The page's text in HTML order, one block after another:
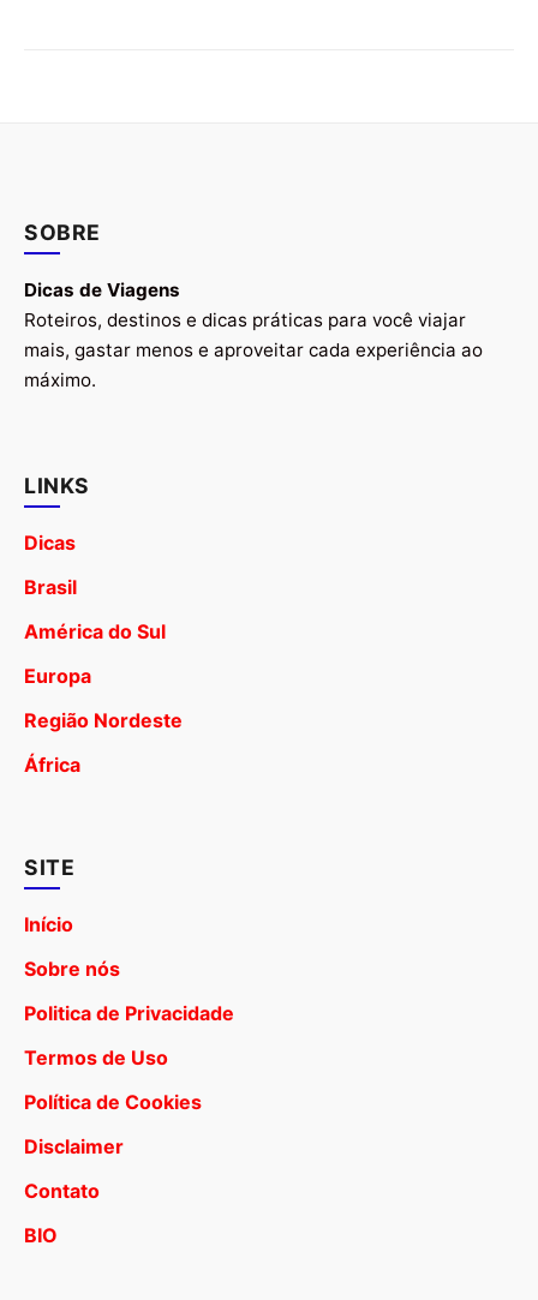
SOBRE
Dicas de Viagens
Roteiros, destinos e dicas práticas para você viajar
mais, gastar menos e aproveitar cada experiência ao
máximo.
LINKS
Dicas
Brasil
América do Sul
Europa
Região Nordeste
África
SITE
Início
Sobre nós
Politica de Privacidade
Termos de Uso
Política de Cookies
Disclaimer
Contato
BIO